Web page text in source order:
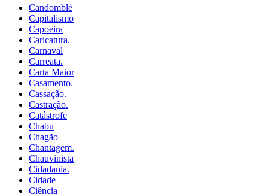
Candomblé
Capitalismo
Capoeira
Caricatura.
Carnaval
Carreata.
Carta Maior
Casamento.
Cassação.
Castração.
Catástrofe
Chabu
Chagão
Chantagem.
Chauvinista
Cidadania.
Cidade
Ciência